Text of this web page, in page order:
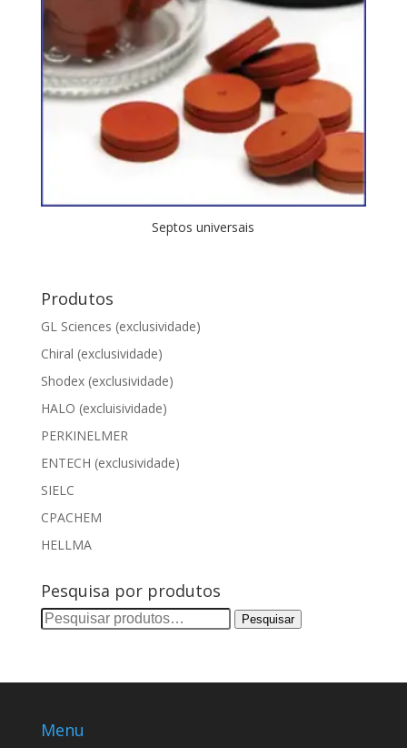
Septos universais
Produtos
GL Sciences (exclusividade)
Chiral (exclusividade)
Shodex (exclusividade)
HALO (excluisividade)
PERKINELMER
ENTECH (exclusividade)
SIELC
CPACHEM
HELLMA
Pesquisa por produtos
Pesquisar
Pesquisar
Menu